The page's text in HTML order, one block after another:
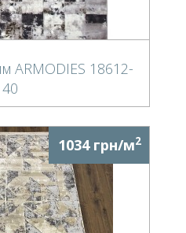
ARMODIES 18612-
40
1034 грн/м2